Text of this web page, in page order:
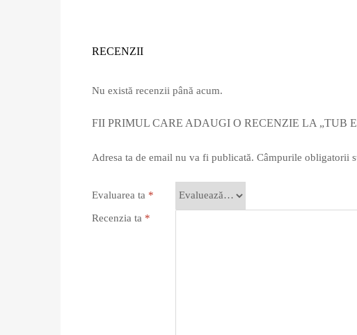
RECENZII
Nu există recenzii până acum.
FII PRIMUL CARE ADAUGI O RECENZIE LA „TUB
Adresa ta de email nu va fi publicată. Câmpurile obligatorii
Evaluarea ta *
Recenzia ta *